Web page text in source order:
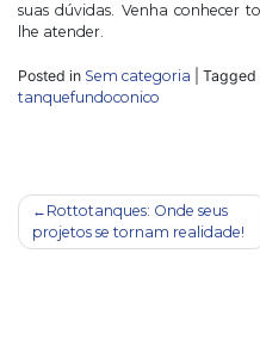
suas dúvidas. Venha conhecer
lhe atender.
Posted in Sem categoria Tagged
tanquefundoconico
Navegação
de
Rottotanques: Onde seus
projetos se tornam realidade!